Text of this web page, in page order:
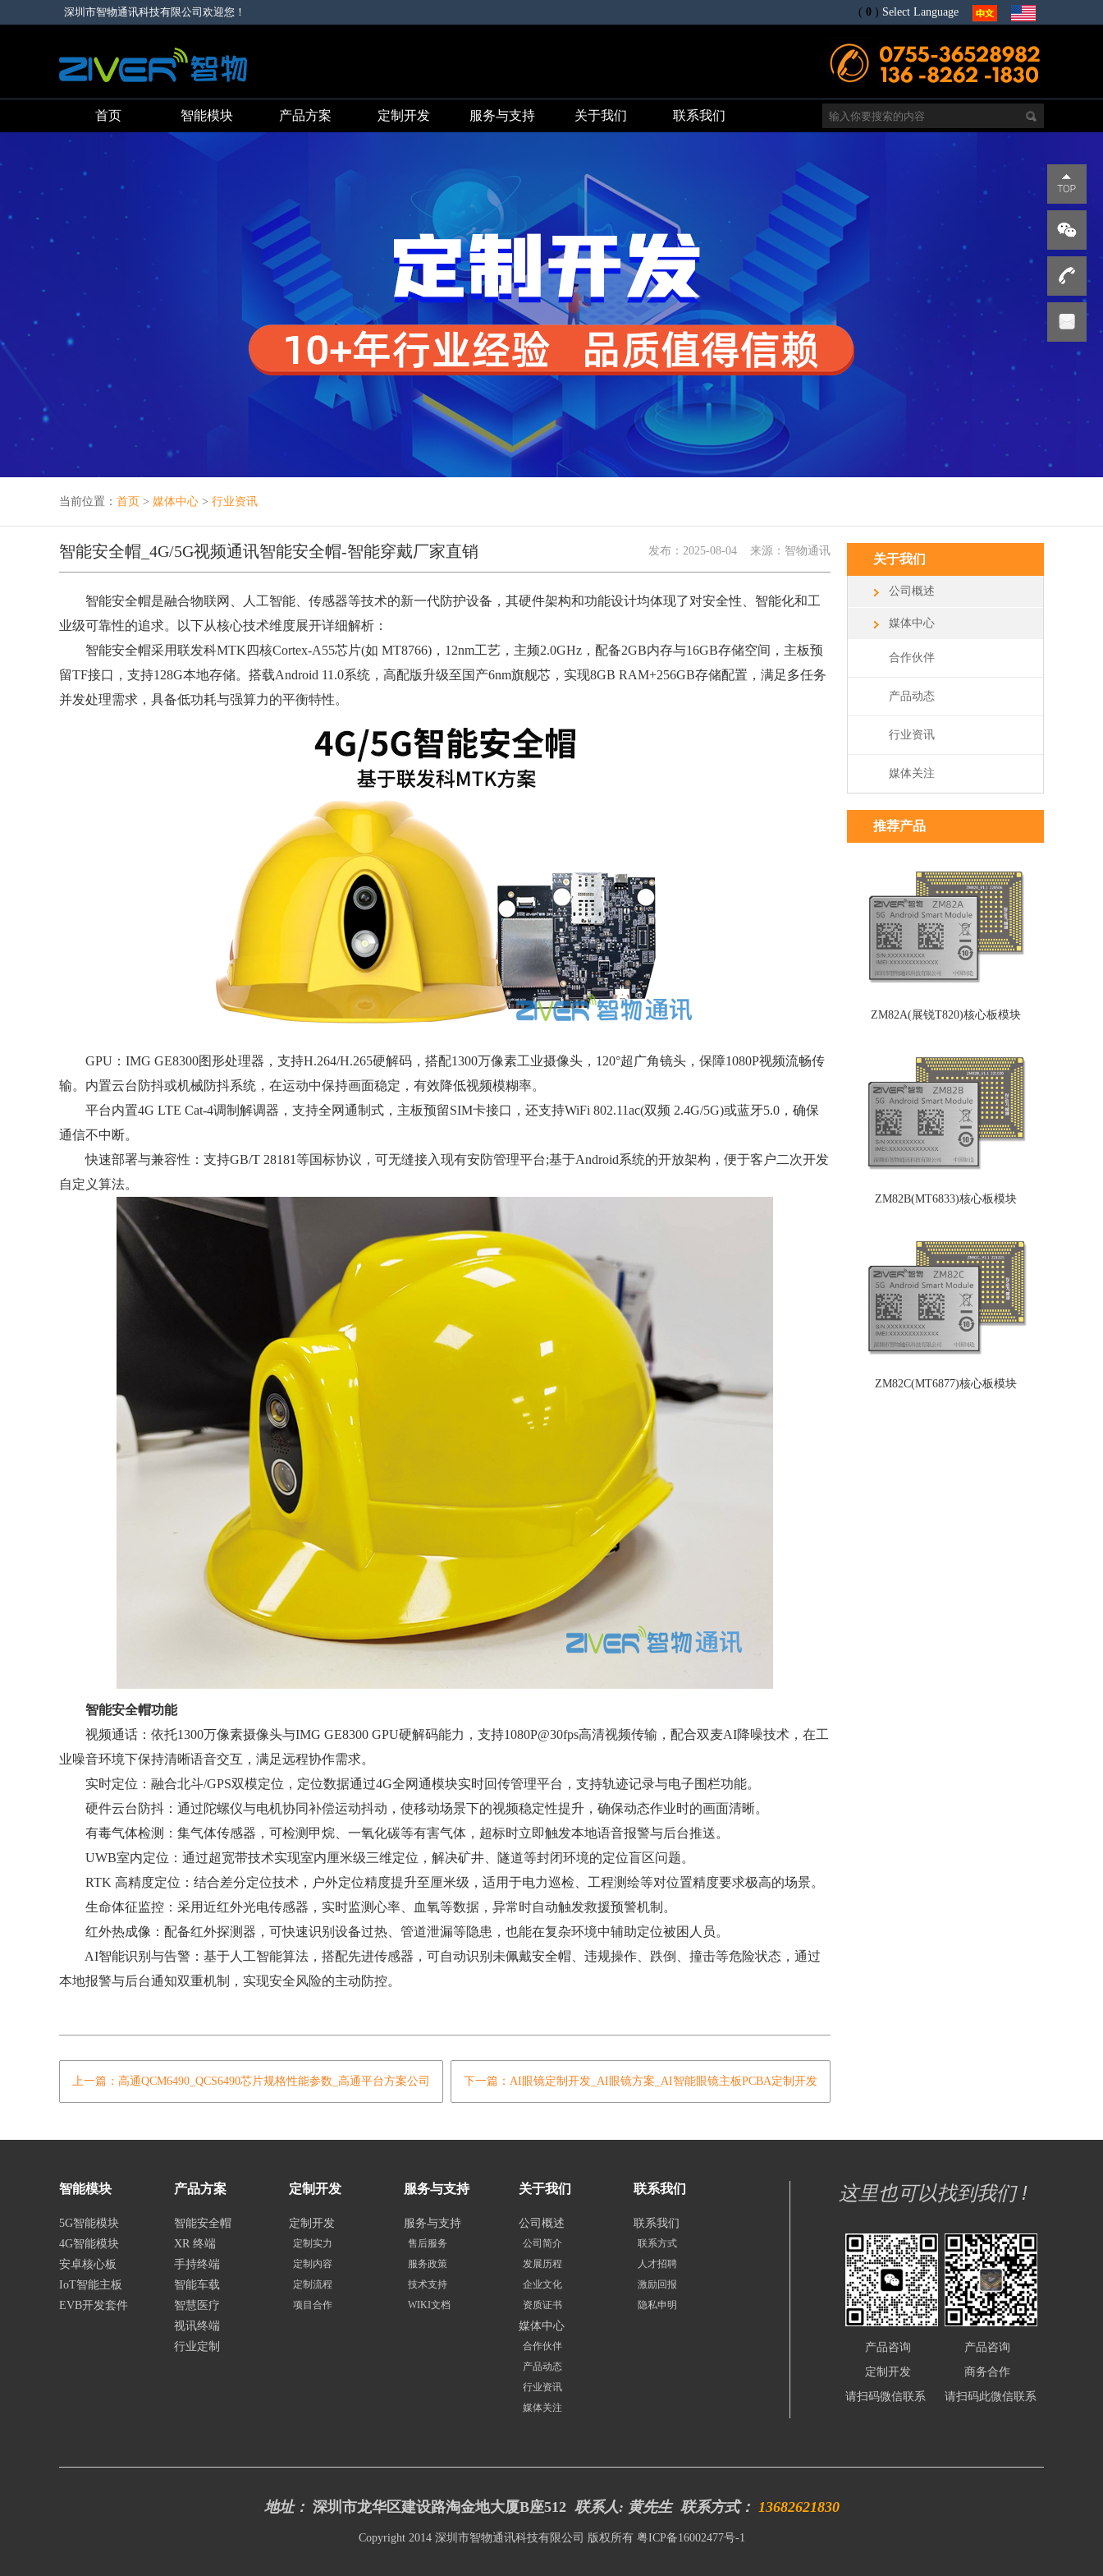
深圳市智物通讯科技有限公司欢迎您！ ( 0 ) Select Language
首页 智能模块 产品方案 定制开发 服务与支持 关于我们 联系我们
当前位置： 首页 > 媒体中心 > 行业资讯
智能安全帽_4G/5G视频通讯智能安全帽-智能穿戴厂家直销 发布： 2025-08-04 来源：智物通讯
智能安全帽是融合物联网、人工智能、传感器等技术的新一代防护设备，其硬件架构和功能设计均体现了对安全性、智能化和工
业级可靠性的追求。以下从核心技术维度展开详细解析：
智能安全帽采用联发科MTK四核Cortex-A55芯片(如 MT8766)，12nm工艺，主频2.0GHz，配备2GB内存与16GB存储空间，主板预
留TF接口，支持128G本地存储。搭载Android 11.0系统，高配版升级至国产6nm旗舰芯，实现8GB RAM+256GB存储配置，满足多任务
并发处理需求，具备低功耗与强算力的平衡特性。
GPU：IMG GE8300图形处理器，支持H.264/H.265硬解码，搭配1300万像素工业摄像头，120°超广角镜头，保障1080P视频流畅传
输。内置云台防抖或机械防抖系统，在运动中保持画面稳定，有效降低视频模糊率。
平台内置4G LTE Cat-4调制解调器，支持全网通制式，主板预留SIM卡接口，还支持WiFi 802.11ac(双频 2.4G/5G)或蓝牙5.0，确保
通信不中断。
快速部署与兼容性：支持GB/T 28181等国标协议，可无缝接入现有安防管理平台;基于Android系统的开放架构，便于客户二次开发
自定义算法。
智能安全帽功能
视频通话：依托1300万像素摄像头与IMG GE8300 GPU硬解码能力，支持1080P@30fps高清视频传输，配合双麦AI降噪技术，在工
业噪音环境下保持清晰语音交互，满足远程协作需求。
实时定位：融合北斗/GPS双模定位，定位数据通过4G全网通模块实时回传管理平台，支持轨迹记录与电子围栏功能。
硬件云台防抖：通过陀螺仪与电机协同补偿运动抖动，使移动场景下的视频稳定性提升，确保动态作业时的画面清晰。
有毒气体检测：集气体传感器，可检测甲烷、一氧化碳等有害气体，超标时立即触发本地语音报警与后台推送。
UWB室内定位：通过超宽带技术实现室内厘米级三维定位，解决矿井、隧道等封闭环境的定位盲区问题。
RTK 高精度定位：结合差分定位技术，户外定位精度提升至厘米级，适用于电力巡检、工程测绘等对位置精度要求极高的场景。
生命体征监控：采用近红外光电传感器，实时监测心率、血氧等数据，异常时自动触发救援预警机制。
红外热成像：配备红外探测器，可快速识别设备过热、管道泄漏等隐患，也能在复杂环境中辅助定位被困人员。
AI智能识别与告警：基于人工智能算法，搭配先进传感器，可自动识别未佩戴安全帽、违规操作、跌倒、撞击等危险状态，通过
本地报警与后台通知双重机制，实现安全风险的主动防控。
上一篇：高通QCM6490_QCS6490芯片规格性能参数_高通平台方案公司 下一篇：AI眼镜定制开发_AI眼镜方案_AI智能眼镜主板PCBA定制开发
关于我们
公司概述
媒体中心
合作伙伴
产品动态
行业资讯
媒体关注
推荐产品
ZM82A(展锐T820)核心板模块
ZM82B(MT6833)核心板模块
ZM82C(MT6877)核心板模块
智能模块
5G智能模块
4G智能模块
安卓核心板
IoT智能主板
EVB开发套件
产品方案
智能安全帽
XR 终端
手持终端
智能车载
智慧医疗
视讯终端
行业定制
定制开发
定制开发
定制实力
定制内容
定制流程
项目合作
服务与支持
服务与支持
售后服务
服务政策
技术支持
WIKI文档
关于我们
公司概述
公司简介
发展历程
企业文化
资质证书
媒体中心
合作伙伴
产品动态
行业资讯
媒体关注
联系我们
联系我们
联系方式
人才招聘
激励回报
隐私申明
这里也可以找到我们 !
产品咨询
定制开发
请扫码微信联系
产品咨询
商务合作
请扫码此微信联系
地址： 深圳市龙华区建设路淘金地大厦B座512联系人: 黄先生 联系方式： 13682621830
Copyright 2014 深圳市智物通讯科技有限公司 版权所有 粤ICP备16002477号-1